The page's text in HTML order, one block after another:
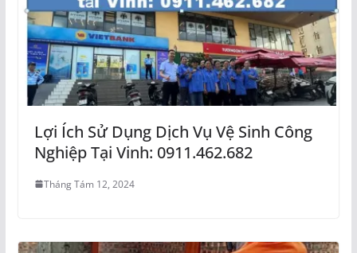
Lợi Ích Sử Dụng Dịch Vụ Vệ Sinh Công
Nghiệp Tại Vinh: 0911.462.682
Tháng Tám 12, 2024